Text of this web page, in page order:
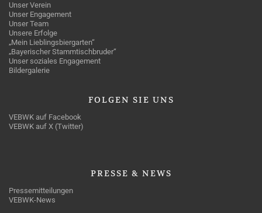
Unser Verein
Unser Engagement
Unser Team
Unsere Erfolge
„Mein Lieblingsbiergarten“
„Bayerischer Stammtischbruder“
Unser soziales Engagement
Bildergalerie
FOLGEN SIE UNS
VEBWK auf Facebook
VEBWK auf X (Twitter)
PRESSE & NEWS
Pressemitteilungen
VEBWK-News